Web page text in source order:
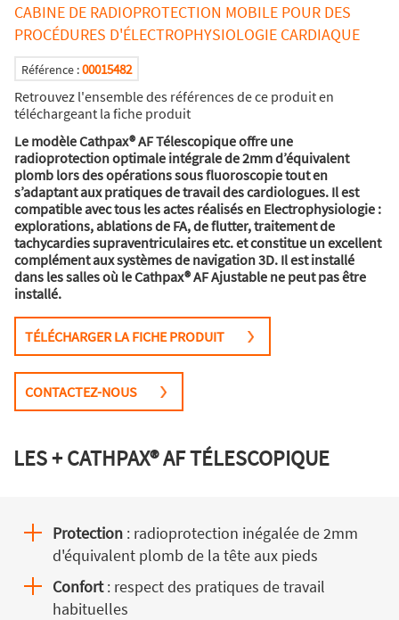
CABINE DE RADIOPROTECTION MOBILE POUR DES
PROCÉDURES D'ÉLECTROPHYSIOLOGIE CARDIAQUE
Référence :00015482
Retrouvez l'ensemble des références de ce produit en
téléchargeant la fiche produit
Le modèle Cathpax® AF Télescopique offre une
radioprotection optimale intégrale de 2mm d’équivalent
plomb lors des opérations sous fluoroscopie tout en
s’adaptant aux pratiques de travail des cardiologues. Il est
compatible avec tous les actes réalisés en Electrophysiologie :
explorations, ablations de FA, de flutter, traitement de
tachycardies supraventriculaires etc. et constitue un excellent
complément aux systèmes de navigation 3D. Il est installé
dans les salles où le Cathpax® AF Ajustable ne peut pas être
installé.
TÉLÉCHARGER LA FICHE PRODUIT
CONTACTEZ-NOUS
LES + CATHPAX® AF TÉLESCOPIQUE
Protection : radioprotection inégalée de 2mm
d'équivalent plomb de la tête aux pieds
Confort: respect des pratiques de travail
habituelles